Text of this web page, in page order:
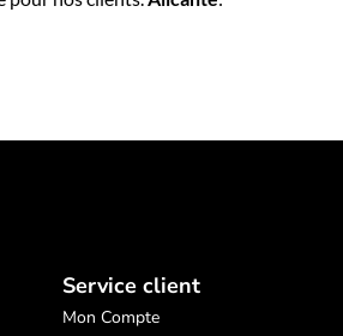
Service client
Mon Compte